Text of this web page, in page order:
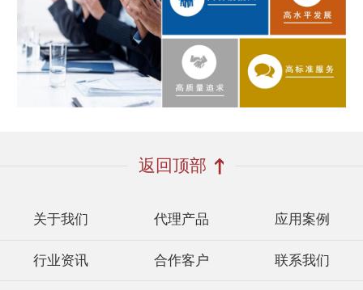
返回顶部
关于我们 代理产品 应用案例
行业资讯 合作客户 联系我们